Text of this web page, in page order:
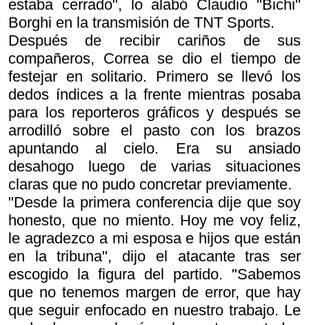
estaba cerrado", lo alabó Claudio "Bichi"
Borghi en la transmisión de TNT Sports.
Después de recibir cariños de sus
compañeros, Correa se dio el tiempo de
festejar en solitario. Primero se llevó los
dedos índices a la frente mientras posaba
para los reporteros gráficos y después se
arrodilló sobre el pasto con los brazos
apuntando al cielo. Era su ansiado
desahogo luego de varias situaciones
claras que no pudo concretar previamente.
"Desde la primera conferencia dije que soy
honesto, que no miento. Hoy me voy feliz,
le agradezco a mi esposa e hijos que están
en la tribuna", dijo el atacante tras ser
escogido la figura del partido. "Sabemos
que no tenemos margen de error, que hay
que seguir enfocado en nuestro trabajo. Le